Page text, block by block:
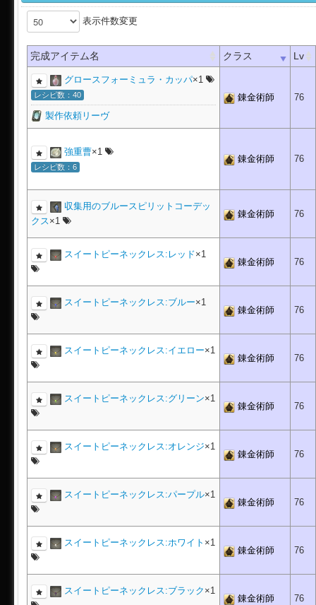
表示件数変更
完成アイテム名 クラス Lv
グロースフォーミュラ・カッパ×1
レシピ数：40
製作依頼リーヴ
錬金術師 76
強重曹×1
レシピ数：6
錬金術師 76
収集用のブルースピリットコーデッ
クス ×1
錬金術師 76
スイートピーネックレス:レッド×1
錬金術師 76
スイートピーネックレス:ブルー×1
錬金術師 76
スイートピーネックレス:イエロー×1
錬金術師 76
スイートピーネックレス:グリーン×1
錬金術師 76
スイートピーネックレス:オレンジ×1
錬金術師 76
スイートピーネックレス:パープル×1
錬金術師 76
スイートピーネックレス:ホワイト ×1
錬金術師 76
スイートピーネックレス:ブラック ×1
錬金術師 76